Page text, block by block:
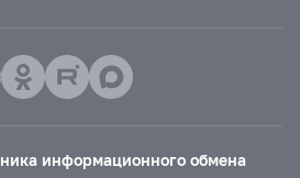
информационного обмена